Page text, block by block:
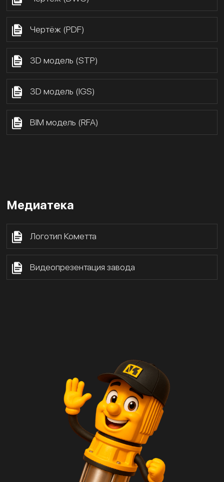
Чертёж (PDF)
3D модель (STP)
3D модель (IGS)
BIM модель (RFA)
Медиатека
Логотип Кометта
Видеопрезентация завода